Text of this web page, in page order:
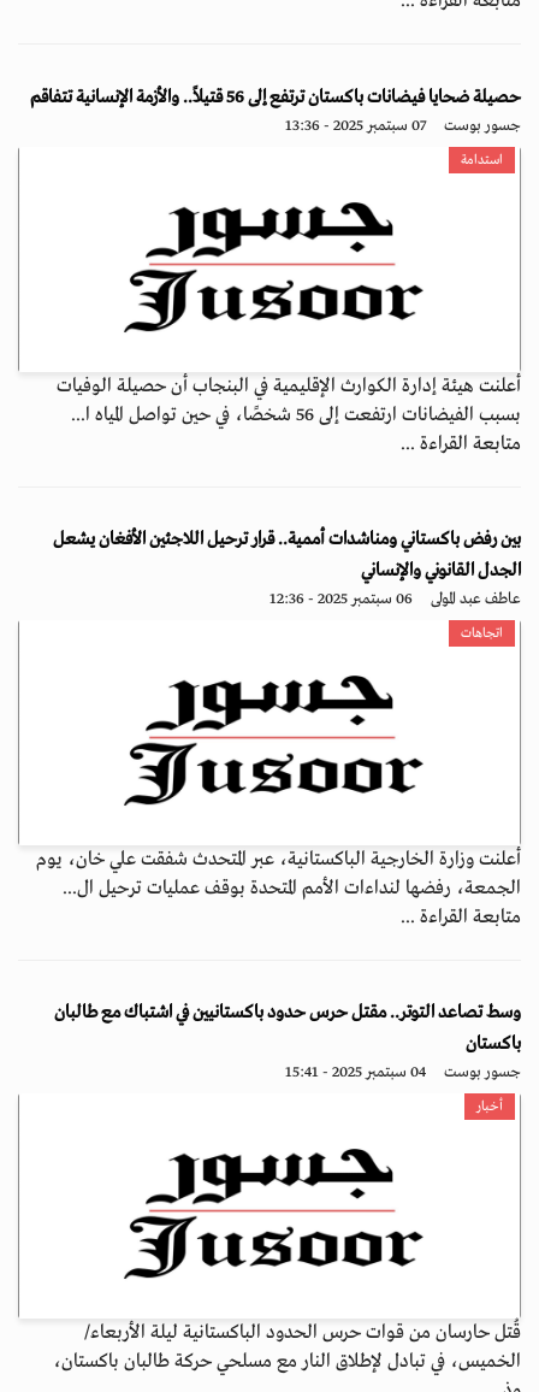
حصيلة ضحايا فيضانات باكستان ترتفع إلى 56 قتيلاً.. والأزمة الإنسانية تتفاقم
جسور بوست 07 سبتمبر 2025 - 13:36
استدامة
أعلنت هيئة إدارة الكوارث الإقليمية في البنجاب أن حصيلة الوفيات
بسبب الفيضانات ارتفعت إلى 56 شخصًا، في حين تواصل المياه ا...
متابعة القراءة ...
بين رفض باكستاني ومناشدات أممية.. قرار ترحيل اللاجئين الأفغان يشعل
الجدل القانوني والإنساني
عاطف عبد المولى 06 سبتمبر 2025 - 12:36
اتجاهات
أعلنت وزارة الخارجية الباكستانية، عبر المتحدث شفقت علي خان، يوم
الجمعة، رفضها لنداءات الأمم المتحدة بوقف عمليات ترحيل ال...
متابعة القراءة ...
وسط تصاعد التوتر.. مقتل حرس حدود باكستانيين في اشتباك مع طالبان
باكستان
جسور بوست 04 سبتمبر 2025 - 15:41
أخبار
قُتل حارسان من قوات حرس الحدود الباكستانية ليلة الأربعاء/
الخميس، في تبادل لإطلاق النار مع مسلحي حركة طالبان باكستان،